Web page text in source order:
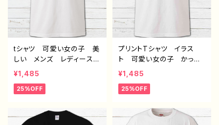
tシャツ 可愛い女の子 美
しい メンズ レディース
おしゃれ 白 個性的 お
すすめ 人気 クリエイタ
ー イラストレーター 絵
リジナル デザイン グッ
ズ 半袖シャツ ノンブラン
¥1,485
25%OFF
プリントTシャツ イラス
ト 可愛い女の子 かっこ
いい女子 美しい女の子
黒髪 ロングヘア おしゃ
れ エモい メンズ レデ
め 人気 イラストレータ
ー 絵師 クリエイター
¥1,485
25%OFF